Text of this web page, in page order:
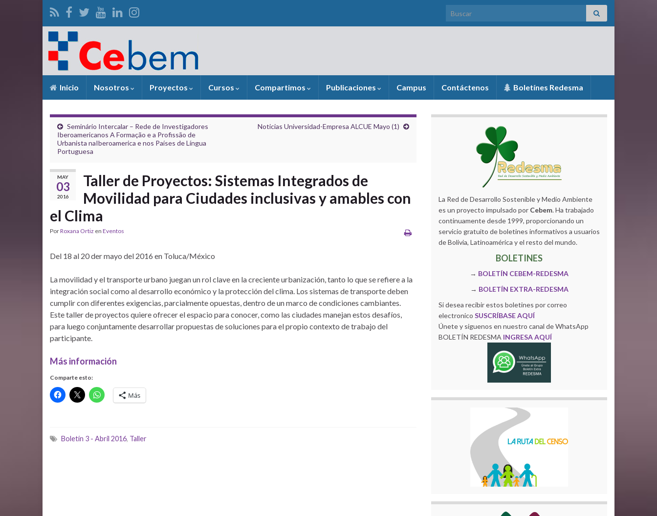
Search for:
Inicio Nosotros Proyectos Cursos Compartimos Publicaciones Campus Contáctenos Boletínes Redesma
Seminário Intercalar – Rede de Investigadores
Iberoamericanos A Formação e a Profissão de
Urbanista naIberoamerica e nos Países de Língua
Portuguesa
Noticias Universidad-Empresa ALCUE Mayo (1)
MAY
03
2016
Taller de Proyectos: Sistemas Integrados de
Movilidad para Ciudades inclusivas y amables con
el Clima
PorRoxana Ortiz en Eventos
Del 18 al 20 der mayo del 2016 en Toluca/México
La movilidad y el transporte urbano juegan un rol clave en la creciente urbanización, tanto lo que se refiere a la
integración social como al desarrollo económico y la protección del clima. Los sistemas de transporte deben
cumplir con diferentes exigencias, parcialmente opuestas, dentro de un marco de condiciones cambiantes.
Este taller de proyectos quiere ofrecer el espacio para conocer, como las ciudades manejan estos desafíos,
para luego conjuntamente desarrollar propuestas de soluciones para el propio contexto de trabajo del
participante.
Más información
Comparte esto:
Más
Boletín 3 - Abril 2016, Taller
La Red de Desarrollo Sostenible y Medio Ambiente
es un proyecto impulsado por Cebem. Ha trabajado
continuamente desde 1999, proporcionando un
servicio gratuito de boletines informativos a usuarios
de Bolivia, Latinoamérica y el resto del mundo.
BOLETINES
→ BOLETÍN CEBEM-REDESMA
→ BOLETÍN EXTRA-REDESMA
Si desea recibir estos boletines por correo
electronico SUSCRÍBASE AQUÍ
Únete y siguenos en nuestro canal de WhatsApp
BOLETÍN REDESMA INGRESA AQUÍ